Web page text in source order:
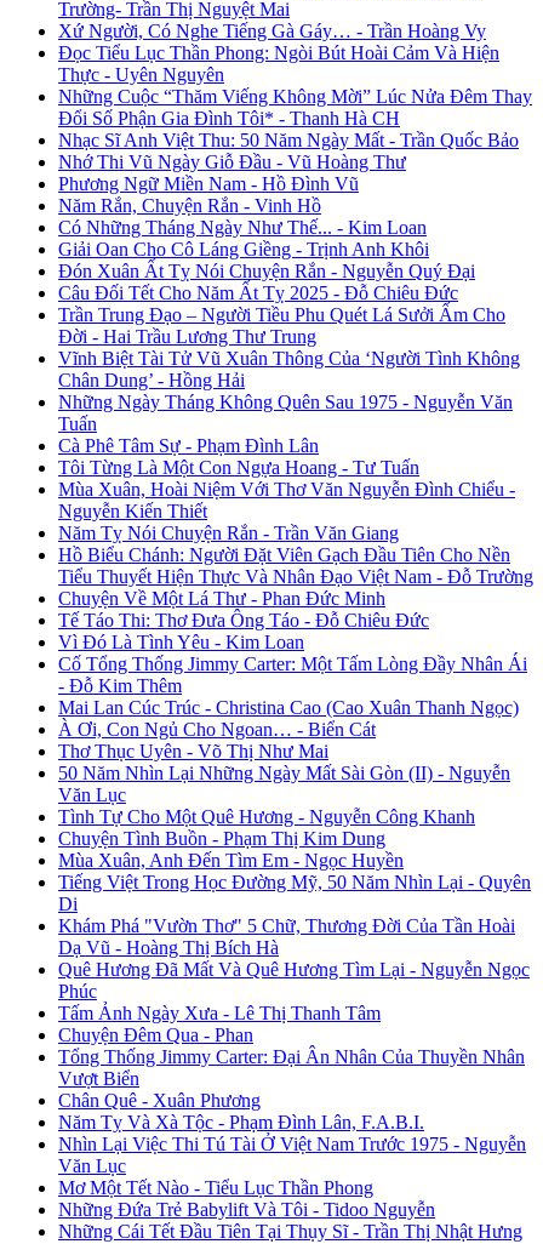
Trường- Trần Thị Nguyệt Mai
Xứ Người, Có Nghe Tiếng Gà Gáy… - Trần Hoàng Vy
Đọc Tiểu Lục Thần Phong: Ngòi Bút Hoài Cảm Và Hiện
Thực - Uyên Nguyên
Những Cuộc “Thăm Viếng Không Mời” Lúc Nửa Đêm Thay
Đổi Số Phận Gia Đình Tôi* - Thanh Hà CH
Nhạc Sĩ Anh Việt Thu: 50 Năm Ngày Mất - Trần Quốc Bảo
Nhớ Thi Vũ Ngày Giỗ Đầu - Vũ Hoàng Thư
Phương Ngữ Miền Nam - Hồ Đình Vũ
Năm Rắn, Chuyện Rắn - Vinh Hồ
Có Những Tháng Ngày Như Thế... - Kim Loan
Giải Oan Cho Cô Láng Giềng - Trịnh Anh Khôi
Đón Xuân Ất Tỵ Nói Chuyện Rắn - Nguyễn Quý Đại
Câu Đối Tết Cho Năm Ất Tỵ 2025 - Đỗ Chiêu Đức
Trần Trung Đạo – Người Tiều Phu Quét Lá Sưởi Ấm Cho
Đời - Hai Trầu Lương Thư Trung
Vĩnh Biệt Tài Tử Vũ Xuân Thông Của ‘Người Tình Không
Chân Dung’ - Hồng Hải
Những Ngày Tháng Không Quên Sau 1975 - Nguyễn Văn
Tuấn
Cà Phê Tâm Sự - Phạm Đình Lân
Tôi Từng Là Một Con Ngựa Hoang - Tư Tuấn
Mùa Xuân, Hoài Niệm Với Thơ Văn Nguyễn Đình Chiểu -
Nguyễn Kiến Thiết
Năm Tỵ Nói Chuyện Rắn - Trần Văn Giang
Hồ Biểu Chánh: Người Đặt Viên Gạch Đầu Tiên Cho Nền
Tiểu Thuyết Hiện Thực Và Nhân Đạo Việt Nam - Đỗ Trường
Chuyện Về Một Lá Thư - Phan Đức Minh
Tế Táo Thi: Thơ Đưa Ông Táo - Đỗ Chiêu Đức
Vì Đó Là Tình Yêu - Kim Loan
Cố Tổng Thống Jimmy Carter: Một Tấm Lòng Đầy Nhân Ái
- Đỗ Kim Thêm
Mai Lan Cúc Trúc - Christina Cao (Cao Xuân Thanh Ngọc)
À Ơi, Con Ngủ Cho Ngoan… - Biển Cát
Thơ Thục Uyên - Võ Thị Như Mai
50 Năm Nhìn Lại Những Ngày Mất Sài Gòn (II) - Nguyễn
Văn Lục
Tình Tự Cho Một Quê Hương - Nguyễn Công Khanh
Chuyện Tình Buồn - Phạm Thị Kim Dung
Mùa Xuân, Anh Đến Tìm Em - Ngọc Huyền
Tiếng Việt Trong Học Đường Mỹ, 50 Năm Nhìn Lại - Quyên
Di
Khám Phá "Vườn Thơ" 5 Chữ, Thương Đời Của Tần Hoài
Dạ Vũ - Hoàng Thị Bích Hà
Quê Hương Đã Mất Và Quê Hương Tìm Lại - Nguyễn Ngọc
Phúc
Tấm Ảnh Ngày Xưa - Lê Thị Thanh Tâm
Chuyện Đêm Qua - Phan
Tổng Thống Jimmy Carter: Đại Ân Nhân Của Thuyền Nhân
Vượt Biển
Chân Quê - Xuân Phương
Năm Tỵ Và Xà Tộc - Phạm Đình Lân, F.A.B.I.
Nhìn Lại Việc Thi Tú Tài Ở Việt Nam Trước 1975 - Nguyễn
Văn Lục
Mơ Một Tết Nào - Tiểu Lục Thần Phong
Những Đứa Trẻ Babylift Và Tôi - Tidoo Nguyễn
Những Cái Tết Đầu Tiên Tại Thụy Sĩ - Trần Thị Nhật Hưng